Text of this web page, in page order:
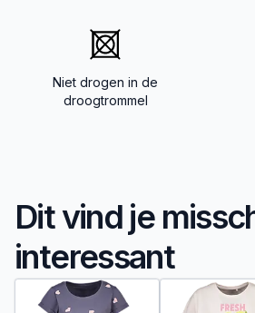
Niet drogen in de
droogtrommel
Dit vind je
interessant